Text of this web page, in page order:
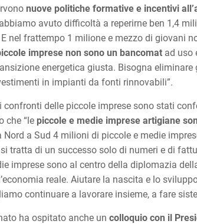
nuove politiche formative e incentivi
avuto difficoltà a reperirne ben 1,4
nel frattempo 1 milione e mezzo di giovani
imprese non sono un bancomat ad uso
energetica giusta. Bisogna
in impianti da fonti rinnovabili”.
confronti delle piccole imprese sono stati
che “le piccole e medie imprese artigiane
a Sud 4 milioni di piccole e medie
tratta di un successo solo di numeri e di
imprese sono al centro della diplomazia
reale. Aiutare la nascita e lo
continuare a lavorare insieme, a fare
ha ospitato anche uncolloquio con il